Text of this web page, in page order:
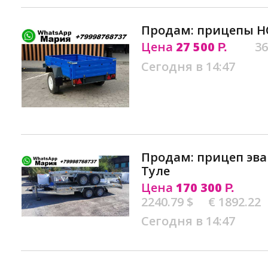
Продам: прицепы
Цена 27 500 Р.
Сегодня в 14:47
Продам: прицеп
Туле
Цена 170 300 Р.
2240.79 $
€ 1892.22
Сегодня в 14:47